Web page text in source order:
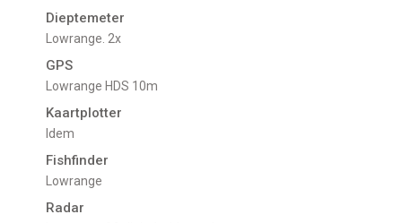
Dieptemeter
Lowrange. 2x
GPS
Lowrange HDS 10m
Kaartplotter
Idem
Fishfinder
Lowrange
Radar